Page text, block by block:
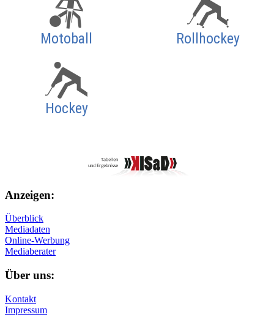
Motoball Rollhockey
Hockey
Anzeigen:
Überblick
Mediadaten
Online-Werbung
Mediaberater
Über uns:
Kontakt
Impressum